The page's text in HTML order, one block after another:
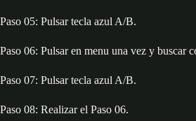
Paso 05: Pulsar tecla azul A/B.
Paso 06: Pulsar en menu una vez y
Paso 07: Pulsar tecla azul A/B.
Paso 08: Realizar el Paso 06.